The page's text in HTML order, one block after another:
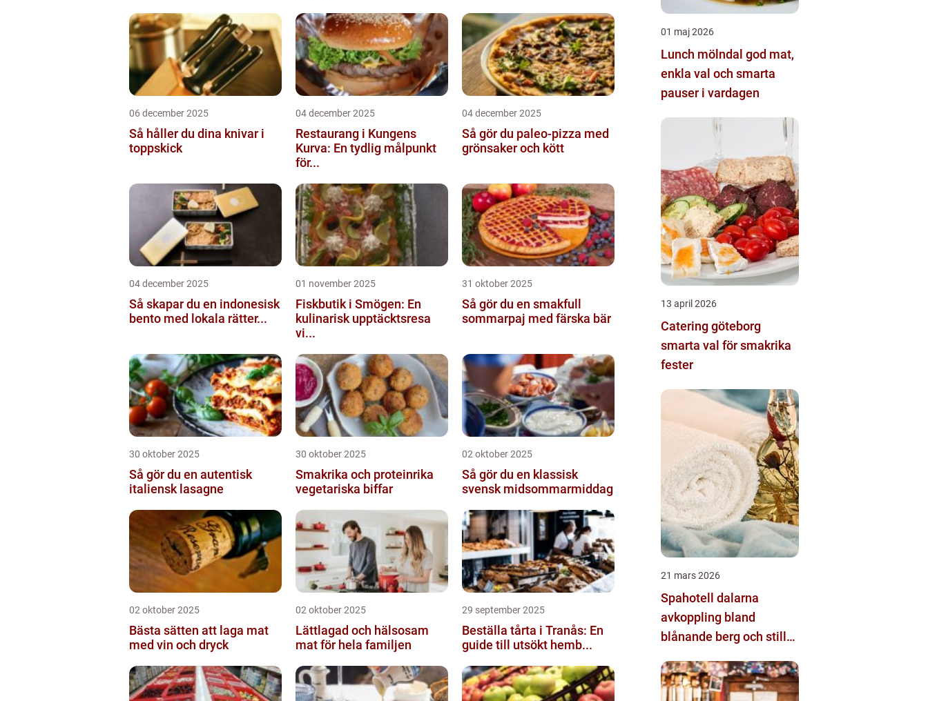
06 december 2025
Så håller du dina knivar i
toppskick
04 december 2025
Restaurang i Kungens
Kurva: En tydlig målpunkt
för...
04 december 2025
Så gör du paleo-pizza med
grönsaker och kött
04 december 2025
Så skapar du en indonesisk
bento med lokala rätter...
01 november 2025
Fiskbutik i Smögen: En
kulinarisk upptäcktsresa
vi...
31 oktober 2025
Så gör du en smakfull
sommarpaj med färska bär
30 oktober 2025
Så gör du en autentisk
italiensk lasagne
30 oktober 2025
Smakrika och proteinrika
vegetariska biffar
02 oktober 2025
Så gör du en klassisk
svensk midsommarmiddag
02 oktober 2025
Bästa sätten att laga mat
med vin och dryck
02 oktober 2025
Lättlagad och hälsosam
mat för hela familjen
29 september 2025
Beställa tårta i Tranås: En
guide till utsökt hemb...
01 maj 2026
Lunch mölndal god mat,
enkla val och smarta
pauser i vardagen
13 april 2026
Catering göteborg
smarta val för smakrika
fester
21 mars 2026
Spahotell dalarna
avkoppling bland
blånande berg och stilla